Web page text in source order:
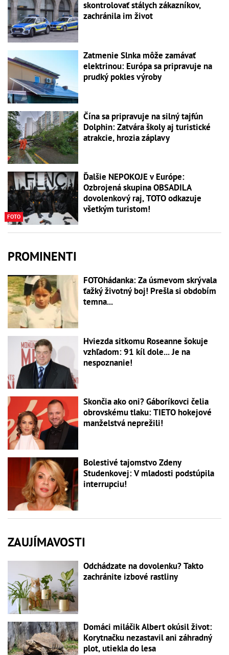
skontrolovať stálych zákazníkov,
zachránila im život
Zatmenie Slnka môže zamávať
elektrinou: Európa sa pripravuje na
prudký pokles výroby
Čína sa pripravuje na silný tajfún
Dolphin: Zatvára školy aj turistické
atrakcie, hrozia záplavy
FOTO
Ďalšie NEPOKOJE v Európe:
Ozbrojená skupina OBSADILA
dovolenkový raj, TOTO odkazuje
všetkým turistom!
PROMINENTI
FOTOhádanka: Za úsmevom skrývala
ťažký životný boj! Prešla si obdobím
temna...
Hviezda sitkomu Roseanne šokuje
vzhľadom: 91 kíl dole... Je na
nespoznanie!
Skončia ako oni? Gáboríkovci čelia
obrovskému tlaku: TIETO hokejové
manželstvá neprežili!
Bolestivé tajomstvo Zdeny
Studenkovej: V mladosti podstúpila
interrupciu!
ZAUJÍMAVOSTI
Odchádzate na dovolenku? Takto
zachránite izbové rastliny
Domáci miláčik Albert okúsil život:
Korytnačku nezastavil ani záhradný
plot, utiekla do lesa